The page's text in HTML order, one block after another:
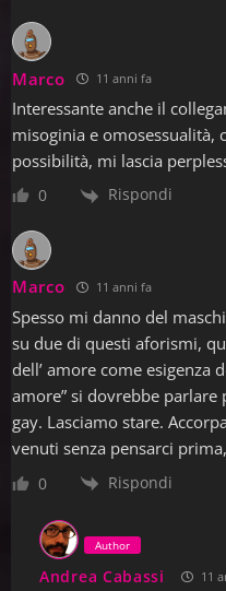
Marco 11 anni fa
Interessante anche il
misoginia e omosessualità,
possibilità, mi lascia
0 Rispondi
Marco 11 anni fa
Spesso mi danno del
su due di questi aforismi,
dell’ amore come esigenza
amore” si dovrebbe parlare
gay. Lasciamo stare.
venuti senza pensarci
0 Rispondi
Author
Andrea Cabassi 11